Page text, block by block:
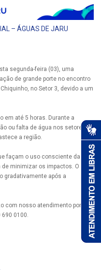
– ÁGUAS DE JARU
segunda-feira (03), uma
de grande porte no encontro
no Setor 3, devido a um
em até 5 horas. Durante a
ou falta de água nos setores
a região.
façam o uso consciente da
minimizar os impactos. O
gradativamente após a
com nosso atendimento por
690 0100.